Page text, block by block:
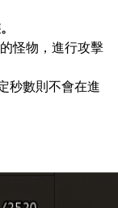
怪物，進行攻擊
秒數則不會在進